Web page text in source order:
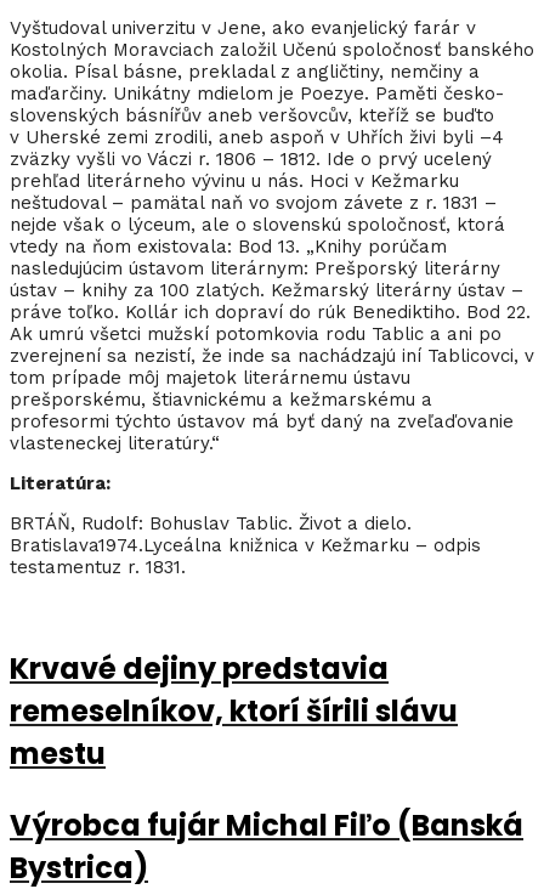
Vyštudoval univerzitu v Jene, ako evanjelický farár v
Kostolných Moravciach založil Učenú spoločnosť banského
okolia. Písal básne, prekladal z angličtiny, nemčiny a
maďarčiny. Unikátny mdielom je Poezye. Paměti česko-
slovenských básnířův aneb veršovcův, kteříž se buďto
v Uherské zemi zrodili, aneb aspoň v Uhřích živi byli –4
zväzky vyšli vo Váczi r. 1806 – 1812. Ide o prvý ucelený
prehľad literárneho vývinu u nás. Hoci v Kežmarku
neštudoval – pamätal naň vo svojom závete z r. 1831 –
nejde však o lýceum, ale o slovenskú spoločnosť, ktorá
vtedy na ňom existovala: Bod 13. „Knihy porúčam
nasledujúcim ústavom literárnym: Prešporský literárny
ústav – knihy za 100 zlatých. Kežmarský literárny ústav –
práve toľko. Kollár ich dopraví do rúk Benediktiho. Bod 22.
Ak umrú všetci mužskí potomkovia rodu Tablic a ani po
zverejnení sa nezistí, že inde sa nachádzajú iní Tablicovci, v
tom prípade môj majetok literárnemu ústavu
prešporskému, štiavnickému a kežmarskému a
profesormi týchto ústavov má byť daný na zveľaďovanie
vlasteneckej literatúry.“
Literatúra:
BRTÁŇ, Rudolf: Bohuslav Tablic. Život a dielo.
Bratislava1974.Lyceálna knižnica v Kežmarku – odpis
testamentuz r. 1831.
Krvavé dejiny predstavia
remeselníkov, ktorí šírili slávu
mestu
Výrobca fujár Michal Fiľo (Banská
Bystrica)